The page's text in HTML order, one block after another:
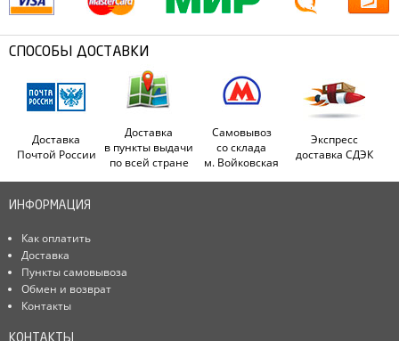
СПОСОБЫ ДОСТАВКИ
Доставка
Почтой России
Доставка
в пункты выдачи
по всей стране
Самовывоз
со склада
м. Войковская
Экспресс
доставка СДЭК
ИНФОРМАЦИЯ
Как оплатить
Доставка
Пункты самовывоза
Обмен и возврат
Контакты
КОНТАКТЫ